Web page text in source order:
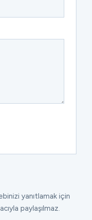
yanıtlamak için
paylaşılmaz.